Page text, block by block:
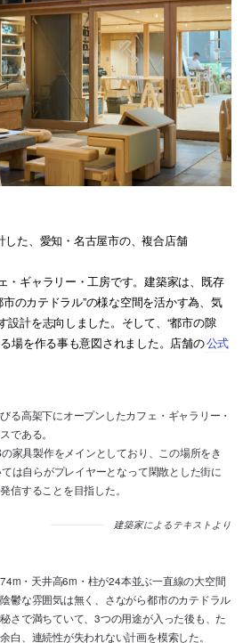
した、愛知・名古屋市の、複合店舗
・ギャラリー・工房です。建築家は、既存
のカテドラル”の様な空間を活かす為、気
設計を志向しました。そして、“都市の隙
場を作る事も意図されました。店舗の公式
る高架下にオープンしたカフェ・ギャラリー・
である。
家具製作をメインとしており、この場所をき
は自らがプレイヤーとなって閑散とした街に
信することを目指した。
建築家によるテキストより
・天井高6m・柱が24本並ぶ一直線の大空間
鬱な雰囲気は無く、さながら都市のカテドラル
さで満ちていて、3つの用途が入った後も、た
白、連続性が失われない計画を模索した。